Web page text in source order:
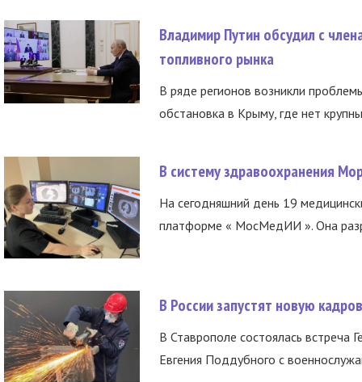
Владимир Путин обсудил с
топливного рынка
В ряде регионов возникли
обстановка в Крыму, где нет
В систему здравоохранения
На сегодняшний день 19
платформе « МосМедИИ ». Она
В России запустят новую
В Ставрополе состоялась встреча
Евгения Поддубного с